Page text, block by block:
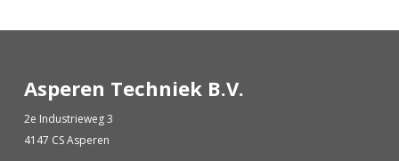
Asperen Techniek B.V.
2e Industrieweg 3
4147 CS Asperen